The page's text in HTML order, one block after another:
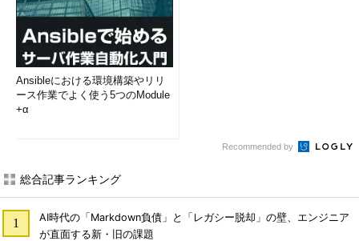
Ansibleにおける環境構築やリリ
ース作業でよく使う5つのModule
+α
Recommended by
総合記事ランキング
AI時代の「Markdown負債」と「レガシー脱却」の壁、エンジニア
が直面する新・旧の課題